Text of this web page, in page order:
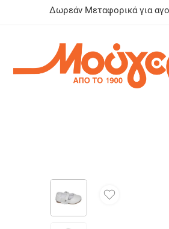
Δωρεάν Μεταφορικά για